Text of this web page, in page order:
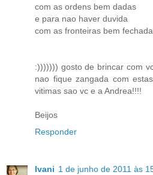
com as ordens bem dadas
e para nao haver duvida
com as fronteiras bem
:))))))) gosto de brincar com
nao fique zangada com
vitimas sao vc e a Andrea!!!!
Beijos
Responder
Ivani 1 de junho de 2011 às